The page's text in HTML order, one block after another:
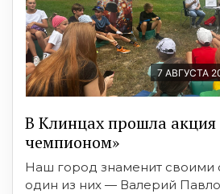
7 АВГУСТА
В Клинцах прошла акция
чемпионом»
Наш город знаменит своими
один из них — Валерий